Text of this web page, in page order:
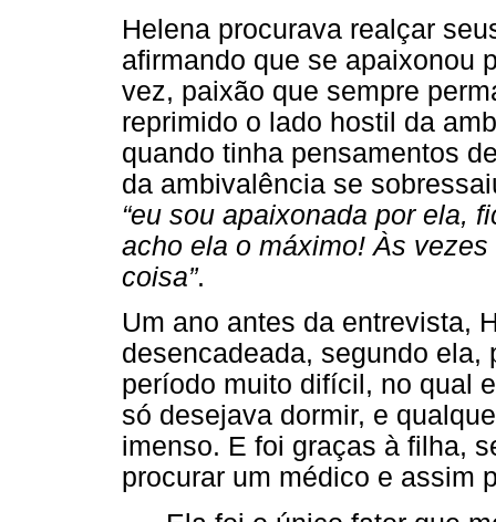
Helena procurava realçar
afirmando que se apaixonou
vez, paixão que sempre
reprimido o lado hostil da
quando tinha pensamentos
da ambivalência se
“eu sou apaixonada por ela,
acho ela o máximo! Às
coisa”.
Um ano antes da entrevista,
desencadeada, segundo ela,
período muito difícil, no qual
só desejava dormir, e
imenso. E foi graças à filha,
procurar um médico e assim